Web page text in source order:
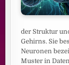
der Struktur
Gehirns. Sie
Neuronen
Muster in